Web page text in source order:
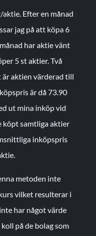
aktie. Efter en månad
jag på att köpa 6
har aktie vänt
5 st aktier.Två
är aktien värderad till
är då 73.90
ut mina inköp vid
köpt samtliga aktier
inköpspris
metoden inte
vilket resulterar i
har något värde
på de bolag som